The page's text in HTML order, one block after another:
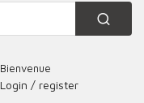
Bienvenue
Login / register